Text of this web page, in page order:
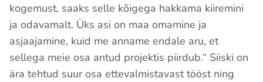
kogemust, saaks selle kõigega hakkama kiiremini
ja odavamalt. Üks asi on maa omamine ja
asjaajamine, kuid me anname endale aru, et
sellega meie osa antud projektis piirdub.“ Siiski on
ära tehtud suur osa ettevalmistavast tööst ning